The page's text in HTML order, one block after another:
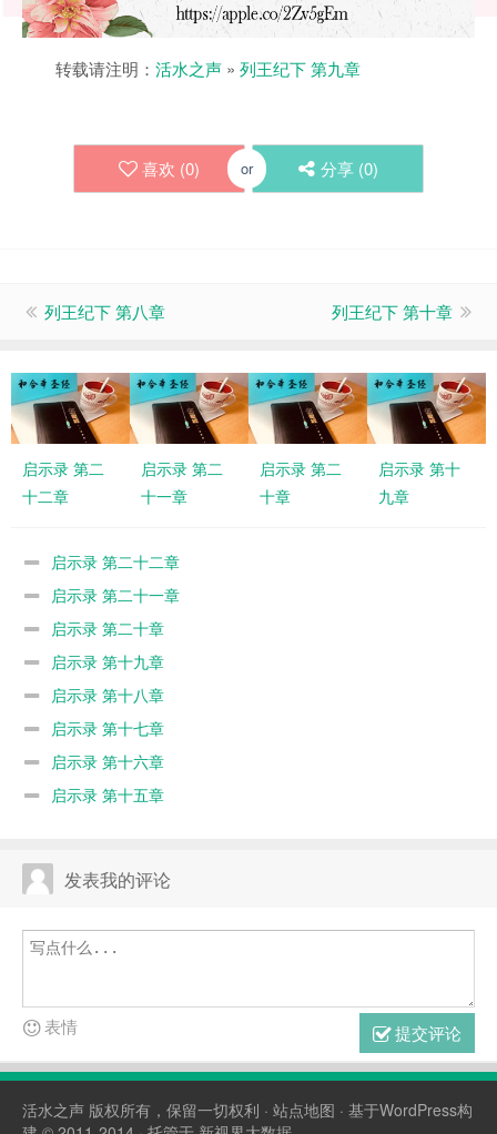
转载请注明： 活水之声 » 列王纪下 第九章
喜欢 (0) or 分享 (0)
列王纪下 第八章 列王纪下 第十章
启示录 第二
十二章
启示录 第二
十一章
启示录 第二
十章
启示录 第十
九章
启示录 第二十二章
启示录 第二十一章
启示录 第二十章
启示录 第十九章
启示录 第十八章
启示录 第十七章
启示录 第十六章
启示录 第十五章
发表我的评论
提交评论
表情
活水之声 版权所有，保留一切权利 · 站点地图 · 基于WordPress构